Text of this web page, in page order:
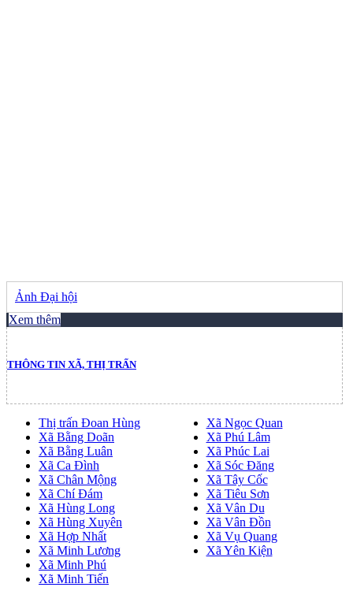
Ảnh Đại hội
Xem thêm
THÔNG TIN XÃ, THỊ TRẤN
Thị trấn Đoan Hùng
Xã Bằng Doãn
Xã Bằng Luân
Xã Ca Đình
Xã Chân Mộng
Xã Chí Đám
Xã Hùng Long
Xã Hùng Xuyên
Xã Hợp Nhất
Xã Minh Lương
Xã Minh Phú
Xã Minh Tiến
Xã Ngọc Quan
Xã Phú Lâm
Xã Phúc Lai
Xã Sóc Đăng
Xã Tây Cốc
Xã Tiêu Sơn
Xã Vân Du
Xã Vân Đồn
Xã Vụ Quang
Xã Yên Kiện